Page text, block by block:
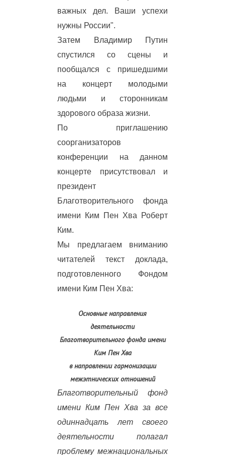
важных дел. Ваши успехи
нужны России".
Затем Владимир Путин
спустился со сцены и
пообщался с пришедшими
на концерт молодыми
людьми и сторонникам
здорового образа жизни.
По приглашению
соорганизаторов
конференции на данном
концерте присутствовал и
президент
Благотворительного фонда
имени Ким Пен Хва Роберт
Ким.
Мы предлагаем вниманию
читателей текст доклада,
подготовленного Фондом
имени Ким Пен Хва:
Основные направления
деятельности
Благотворительного фонда имени
Ким Пен Хва
в направлении гармонизации
межэтнических отношений
Благотворительный фонд
имени Ким Пен Хва за все
одиннадцать лет своего
деятельности полагал
проблему межнациональных